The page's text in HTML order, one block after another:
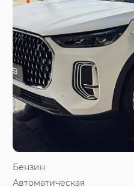
Бензин
Автоматическая